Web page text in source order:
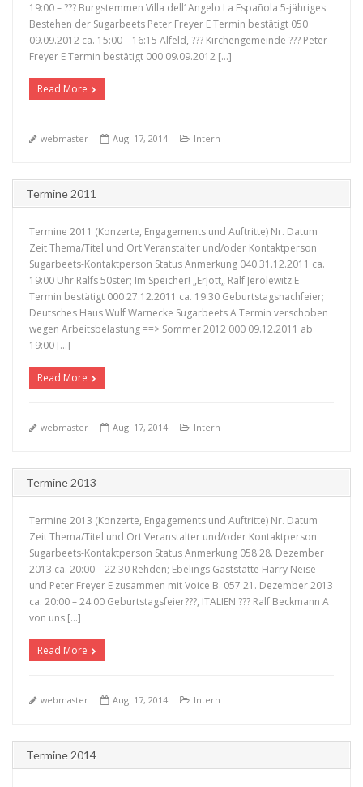
+
19:00 – ??? Burgstemmen Villa dell‘ Angelo La Española 5-jähriges
Bestehen der Sugarbeets Peter Freyer E Termin bestätigt 050
09.09.2012 ca. 15:00 – 16:15 Alfeld, ??? Kirchengemeinde ??? Peter
Freyer E Termin bestätigt 000 09.09.2012 […]
Read More
webmaster Aug. 17, 2014 Intern
Termine 2011
+
Termine 2011 (Konzerte, Engagements und Auftritte) Nr. Datum
Zeit Thema/Titel und Ort Veranstalter und/oder Kontaktperson
Sugarbeets-Kontaktperson Status Anmerkung 040 31.12.2011 ca.
19:00 Uhr Ralfs 50ster; Im Speicher! „ErJott„ Ralf Jerolewitz E
Termin bestätigt 000 27.12.2011 ca. 19:30 Geburtstagsnachfeier;
Deutsches Haus Wulf Warnecke Sugarbeets A Termin verschoben
wegen Arbeitsbelastung ==> Sommer 2012 000 09.12.2011 ab
19:00 […]
Read More
webmaster Aug. 17, 2014 Intern
Termine 2013
+
Termine 2013 (Konzerte, Engagements und Auftritte) Nr. Datum
Zeit Thema/Titel und Ort Veranstalter und/oder Kontaktperson
Sugarbeets-Kontaktperson Status Anmerkung 058 28. Dezember
2013 ca. 20:00 – 22:30 Rehden; Ebelings Gaststätte Harry Neise
und Peter Freyer E zusammen mit Voice B. 057 21. Dezember 2013
ca. 20:00 – 24:00 Geburtstagsfeier???, ITALIEN ??? Ralf Beckmann A
von uns […]
Read More
webmaster Aug. 17, 2014 Intern
Termine 2014